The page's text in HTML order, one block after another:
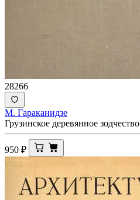
28266
М. Гараканидзе
Грузинское деревянное зодчество
950 ₽